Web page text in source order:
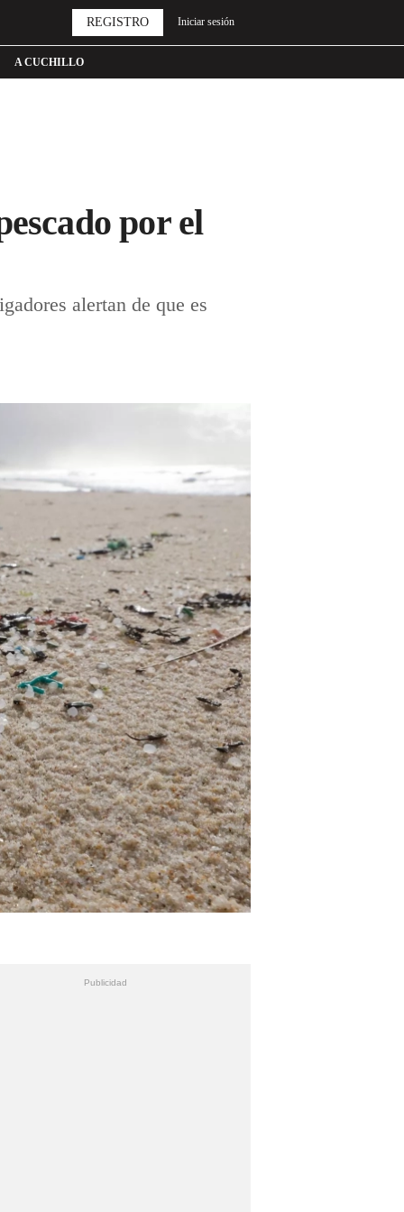
A CUCHILLO
REGISTRO Iniciar sesión
por el
alertan de que es